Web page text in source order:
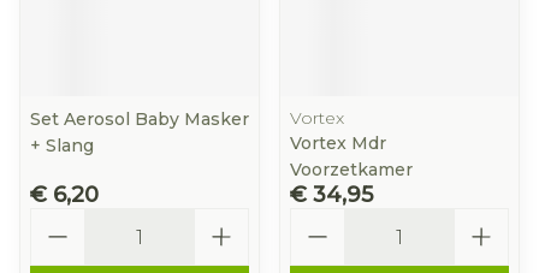
Set Aerosol Baby Masker
+ Slang
€ 6,20
Vortex
Vortex Mdr
Voorzetkamer
€ 34,95